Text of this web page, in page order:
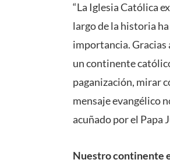
“La Iglesia Católica
largo de la historia
importancia. Gracias
un continente
paganización, mirar
mensaje evangélico
acuñado por el Papa
Nuestro continente